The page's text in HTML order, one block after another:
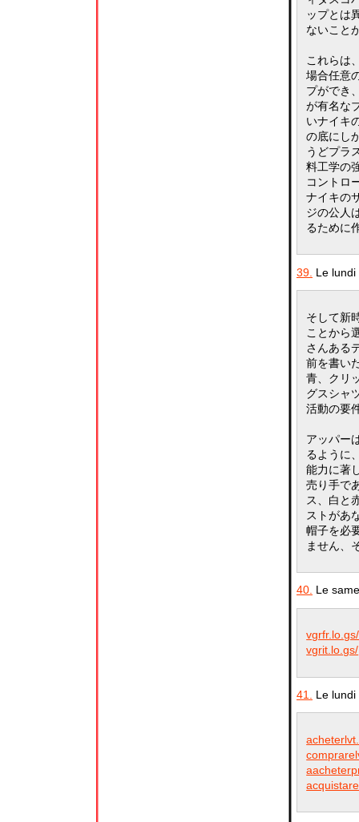
ップとは
ないこと
これらは
場合任意
プができ
が有名な
いナイキ
の底にし
うどプラ
料工学の
コントロ
ナイキの
ジの公人
るために
39. Le
そして新
ことから
さんある
前を書い
青、クリ
グスシャ
活動の要
アッパー
るように
能力に著
売り手で
ス、白と
ストがあ
帽子を必
ません、
40. Le
vgrfr.lo.gs/
vgrit.lo.gs/
41. Le